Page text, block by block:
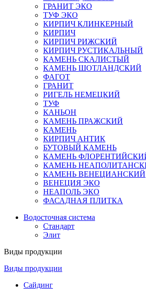
ГРАНИТ ЭКО
ТУФ ЭКО
КИРПИЧ КЛИНКЕРНЫЙ
КИРПИЧ
КИРПИЧ РИЖСКИЙ
КИРПИЧ РУСТИКАЛЬНЫЙ
КАМЕНЬ СКАЛИСТЫЙ
КАМЕНЬ ШОТЛАНДСКИЙ
ФАГОТ
ГРАНИТ
РИГЕЛЬ НЕМЕЦКИЙ
ТУФ
КАНЬОН
КАМЕНЬ ПРАЖСКИЙ
КАМЕНЬ
КИРПИЧ АНТИК
БУТОВЫЙ КАМЕНЬ
КАМЕНЬ
КАМЕНЬ
КАМЕНЬ ВЕНЕЦИАНСКИЙ
ВЕНЕЦИЯ ЭКО
НЕАПОЛЬ ЭКО
ФАСАДНАЯ ПЛИТКА
Водосточная система
Стандарт
Элит
Виды продукции
Виды продукции
Сайдинг